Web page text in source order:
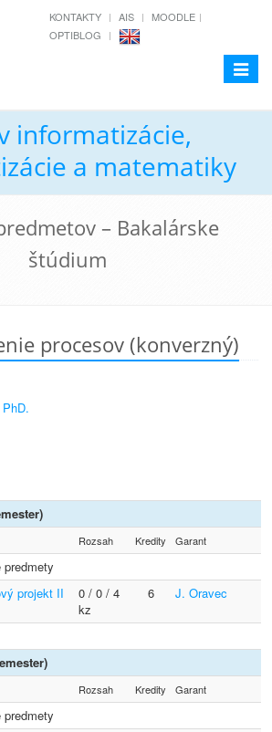
KONTAKTY AIS
MOODLE
OPTIBLOG
Toggle
informatizácie,
a matematiky
– Bakalárske
štúdium
procesov (konverzný)
Rozsah Kredity Garant
predmety
projekt II
0 / 0 / 4
kz
6 J. Oravec
Rozsah Kredity Garant
predmety